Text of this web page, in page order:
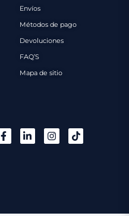
Envíos
Métodos de pago
Devoluciones
FAQ’S
Mapa de sitio